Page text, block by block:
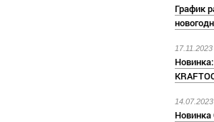
График
Новинка